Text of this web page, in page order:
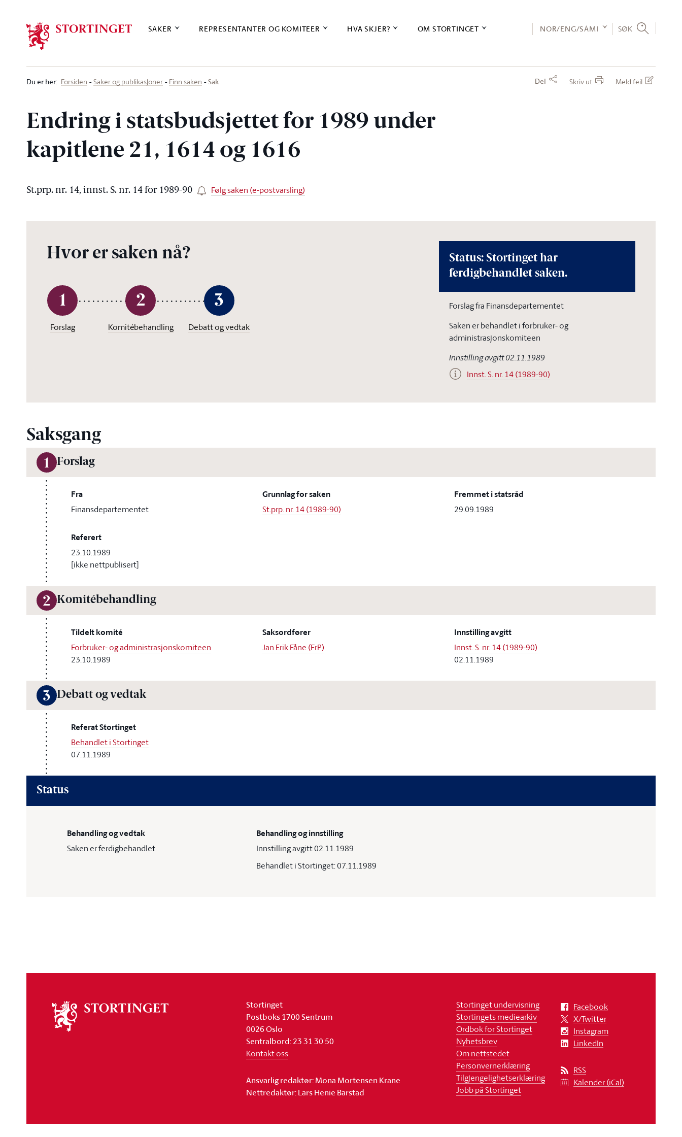
SAKER REPRESENTANTER OG KOMITEER HVA SKJER? OM STORTINGET NOR/ENG/SÁMI SØK
Du er her: Forsiden Saker og publikasjoner Finn saken Sak Del Skriv ut Meld feil
Endring i statsbudsjettet for 1989 under
kapitlene 21, 1614 og 1616
St.prp. nr. 14, innst. S. nr. 14 for 1989-90 Følg saken (e-postvarsling)
Hvor er saken nå?
1
Forslag
2
Komitébehandling
3
Debatt og vedtak
Status: Stortinget har
ferdigbehandlet saken.
Forslag fra Finansdepartementet
Saken er behandlet i forbruker- og
administrasjonskomiteen
Innstilling avgitt 02.11.1989
Innst. S. nr. 14 (1989-90)
Saksgang
1 Forslag
Fra
Finansdepartementet
Grunnlag for saken
St.prp. nr. 14 (1989-90)
Fremmet i statsråd
29.09.1989
Referert
23.10.1989
[ikke nettpublisert]
2 Komitébehandling
Tildelt komité
Forbruker- og administrasjonskomiteen
23.10.1989
Saksordfører
Jan Erik Fåne (FrP)
Innstilling avgitt
Innst. S. nr. 14 (1989-90)
02.11.1989
3 Debatt og vedtak
Referat Stortinget
Behandlet i Stortinget
07.11.1989
Status
Behandling og vedtak
Saken er ferdigbehandlet
Behandling og innstilling
Innstilling avgitt 02.11.1989
Behandlet i Stortinget: 07.11.1989
stortinget
Stortinget
Postboks 1700 Sentrum
0026 Oslo
Sentralbord: 23 31 30 50
Kontakt oss
Ansvarlig redaktør: Mona Mortensen Krane
Nettredaktør: Lars Henie Barstad
Stortinget undervisning
Stortingets mediearkiv
Ordbok for Stortinget
Nyhetsbrev
Om nettstedet
Personvernerklæring
Tilgjengelighetserklæring
Jobb på Stortinget
Facebook
X/Twitter
Instagram
LinkedIn
RSS
Kalender (iCal)